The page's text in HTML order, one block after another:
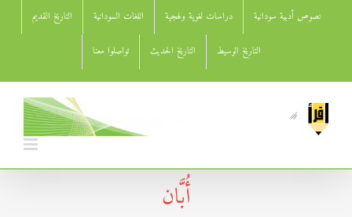
نصوص أدبية سودانية دراسات لغوية ولهجية اللغات السودانية التاريخ القديم
التاريخ الوسيط التاريخ الحديث تواصلوا معنا
أُبَّان